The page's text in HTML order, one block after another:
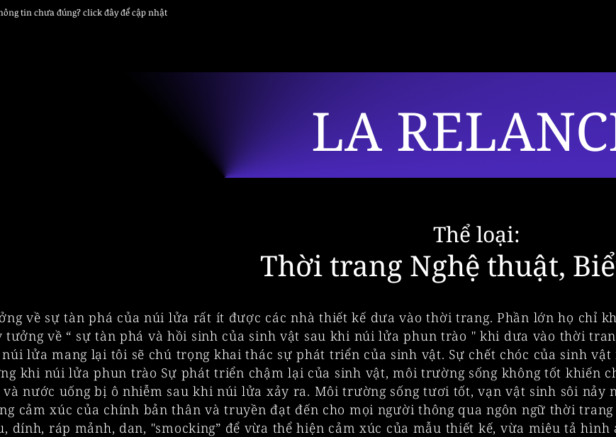
tin chưa đúng? click đây để cập nhật
LA
Thể loại:
Thời trang Nghệ thuật,
về sự tàn phá của núi lửa rất ít được các nhà thiết kế dưa vào thời trang. Phần lớn họ chỉ
tưởng về “ sự tàn phá và hồi sinh của sinh vật sau khi núi lửa phun trào " khi dưa vào thời
lửa mang lại tôi sẽ chú trọng khai thác sự phát triển của sinh vật. Sự chết chóc của sinh
khi núi lửa phun trào Sự phát triển chậm lại của sinh vật, môi trường sống không tốt khiến
và nước uống bị ô nhiễm sau khi núi lửa xảy ra. Môi trường sống tươi tốt, vạn vật sinh sôi nảy
cảm xúc của chính bản thân và truyền đạt đến cho mọi người thông qua ngôn ngữ thời
dính, ráp mảnh, dan, "smocking” để vừa thể hiện cảm xúc của mẫu thiết kế, vừa miêu tả